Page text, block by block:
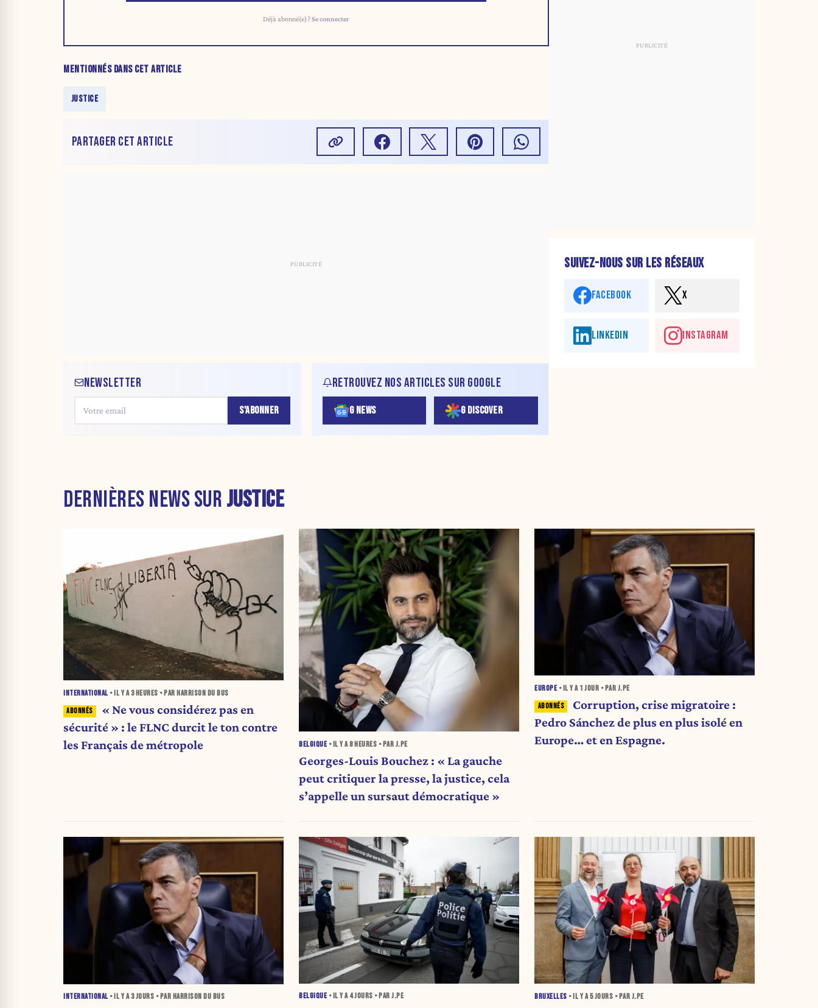
Déjà abonné(e) ?Se connecter
MENTIONNÉS DANS CET ARTICLE
JUSTICE
PARTAGER CET ARTICLE
NEWSLETTER
S'ABONNER
RETROUVEZ NOS ARTICLES SUR GOOGLE
G NEWS G DISCOVER
SUIVEZ-NOUS SUR LES RÉSEAUX
FACEBOOK X
LINKEDIN INSTAGRAM
DERNIÈRES NEWS SUR JUSTICE
INTERNATIONAL • IL Y A3 HEURES • PAR HARRISON DU BUS
« Ne vous considérez pas en
sécurité » : le FLNC durcit le ton contre
les Français de métropole
BELGIQUE • IL Y A8 HEURES • PAR J.PE
Georges-Louis Bouchez : « La gauche
peut critiquer la presse, la justice, cela
s’appelle un sursaut démocratique »
EUROPE • IL Y A 1 JOUR • PAR J.PE
Corruption, crise migratoire :
Pedro Sánchez de plus en plus isolé en
Europe… et en Espagne.
INTERNATIONAL • IL Y A3 JOURS • PAR HARRISON DU BUS BELGIQUE • IL Y A 4 JOURS • PAR J.PE BRUXELLES • IL Y A5 JOURS • PAR J.PE